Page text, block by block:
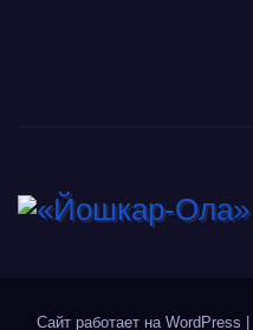
Сайт работает на WordPress |